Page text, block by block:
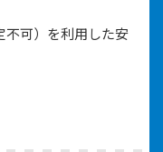
不可）を利用した安